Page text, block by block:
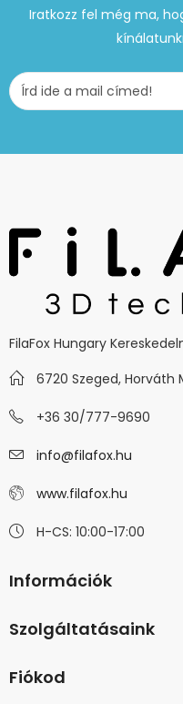
Iratkozz fel még ma,
FilaFox Hungary
6720 Szeged, Horváth
+36 30/777-9690
info@filafox.hu
www.filafox.hu
H-CS: 10:00-17:00
Információk
Szolgáltatásaink
Fiókod